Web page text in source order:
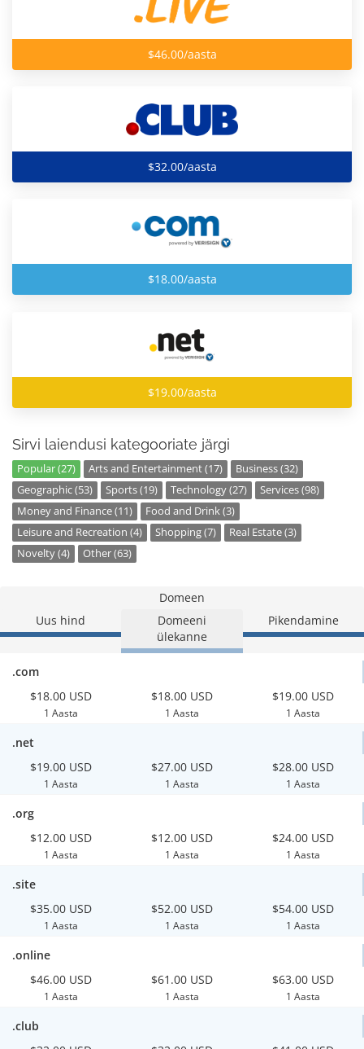
$46.00/aasta
$32.00/aasta
$18.00/aasta
$19.00/aasta
Sirvi laiendusi kategooriate järgi
Popular (27) Arts and Entertainment (17)
Business (32)
Geographic (53)
Sports (19) Technology (27)
Services (98)
Money and Finance (11)
Food and Drink (3)
Leisure and Recreation (4)
Shopping (7)
Real Estate (3)
Novelty (4)
Other (63)
Domeen
Uus hind
Domeeni
ülekanne
Pikendamine
.com
$18.00 USD
1 Aasta
$18.00 USD
1 Aasta
$19.00 USD
1 Aasta
.net
$19.00 USD
1 Aasta
$27.00 USD
1 Aasta
$28.00 USD
1 Aasta
.org
$12.00 USD
1 Aasta
$12.00 USD
1 Aasta
$24.00 USD
1 Aasta
.site
$35.00 USD
1 Aasta
$52.00 USD
1 Aasta
$54.00 USD
1 Aasta
.online
$46.00 USD
1 Aasta
$61.00 USD
1 Aasta
$63.00 USD
1 Aasta
.club